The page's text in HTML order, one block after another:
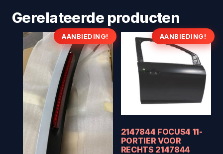
Gerelateerde producten
AANBIEDING! AANBIEDING!
2147844 FOCUS4 11-
PORTIER VOOR
RECHTS 2147844